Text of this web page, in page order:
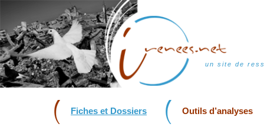
un site de
Fiches et Dossiers Outils d’analyses